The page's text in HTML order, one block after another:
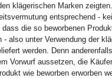
klägerischen Marken
entsprechend -
dass die so beworbenen
- also unter Verwendung der
werden. Denn
Vorwurf aussetzen, die
wie beworben erworben